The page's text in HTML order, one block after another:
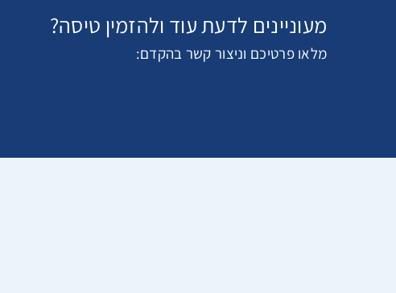
מעוניינים לדעת עוד ולהזמין טיסה?
מלאו פרטיכם וניצור קשר בהקדם: